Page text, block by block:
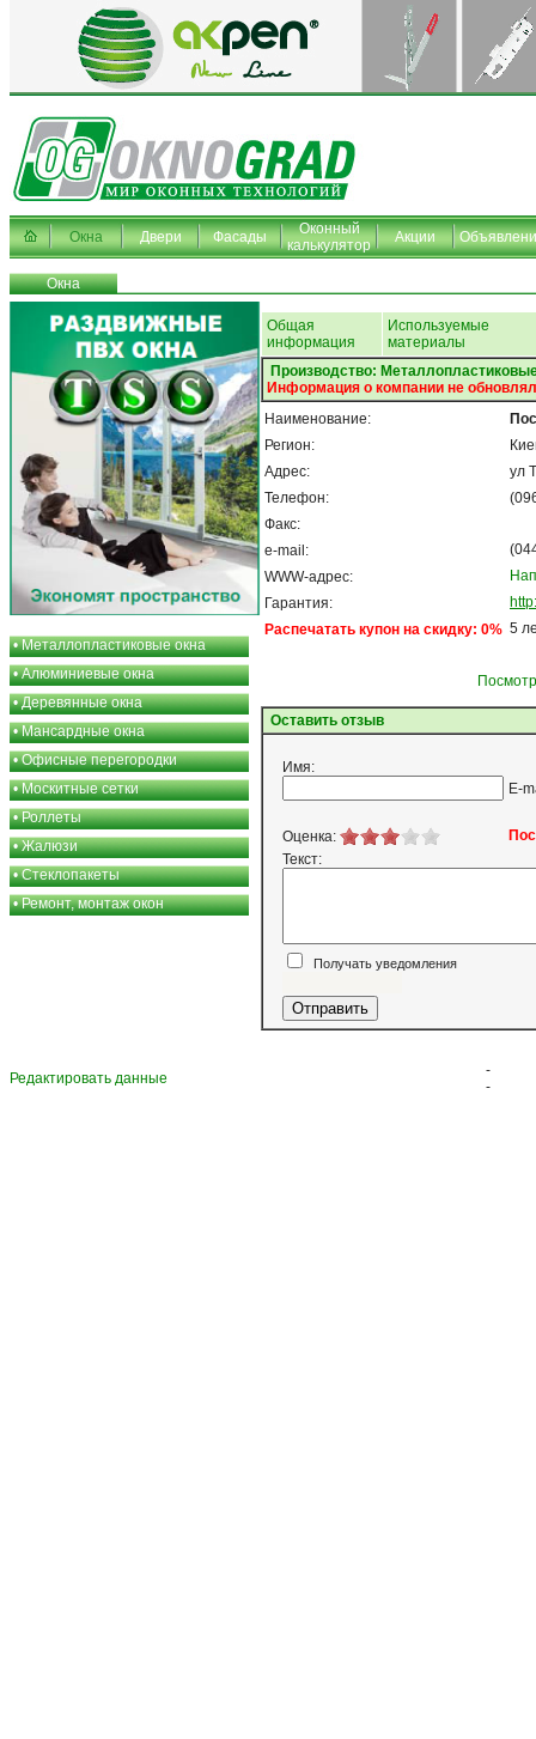
Окна Двери Фасады
Оконный
калькулятор
Акции
Окна
•Металлопластиковые окна
•Алюминиевые окна
•Деревянные окна
•Мансардные окна
•Офисные перегородки
•Москитные сетки
•Роллеты
•Жалюзи
•Стеклопакеты
•Ремонт, монтаж окон
Общая
информация
Используемые
материалы
Производство:
Информация о компании не
Наименование:
Регион:
Адрес:
Телефон:
Факс:
e-mail:
WWW-адрес:
Гарантия:
Распечатать купон на скидку: 0%
ул
5
Оставить отзыв
Имя:
E-
Оценка:
Текст:
Получать уведомления
Редактировать данные
-
-